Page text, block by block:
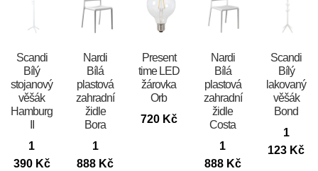
Scandi
Bílý
stojanový
věšák
Hamburg
1
390 Kč
Nardi
Bílá
plastová
zahradní
židle
Bora
1
888 Kč
Present
time LED
žárovka
Orb
720 Kč
Nardi
Bílá
plastová
zahradní
židle
Costa
1
888 Kč
Scandi
Bílý
lakovaný
věšák
Bond
1
123 Kč